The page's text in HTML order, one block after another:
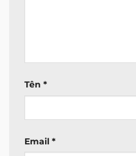
Tên *
Email *